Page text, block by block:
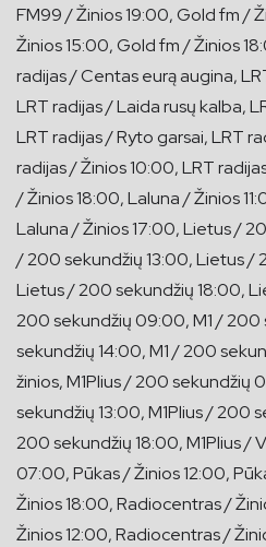
FM99 / Žinios 19:00, Gold fm /
Žinios 15:00, Gold fm / Žinios
radijas / Centas eurą augina,
LRT radijas / Laida rusų kalba,
LRT radijas / Ryto garsai, LRT
radijas / Žinios 10:00, LRT
/ Žinios 18:00, Laluna / Žinios
Laluna / Žinios 17:00, Lietus /
/ 200 sekundžių 13:00, Lietus /
Lietus / 200 sekundžių 18:00,
200 sekundžių 09:00, M1 / 200
sekundžių 14:00, M1 / 200
žinios, M1Plius / 200 sekundžių
sekundžių 13:00, M1Plius / 200
200 sekundžių 18:00, M1Plius /
07:00, Pūkas / Žinios 12:00,
Žinios 18:00, Radiocentras /
Žinios 12:00, Radiocentras /